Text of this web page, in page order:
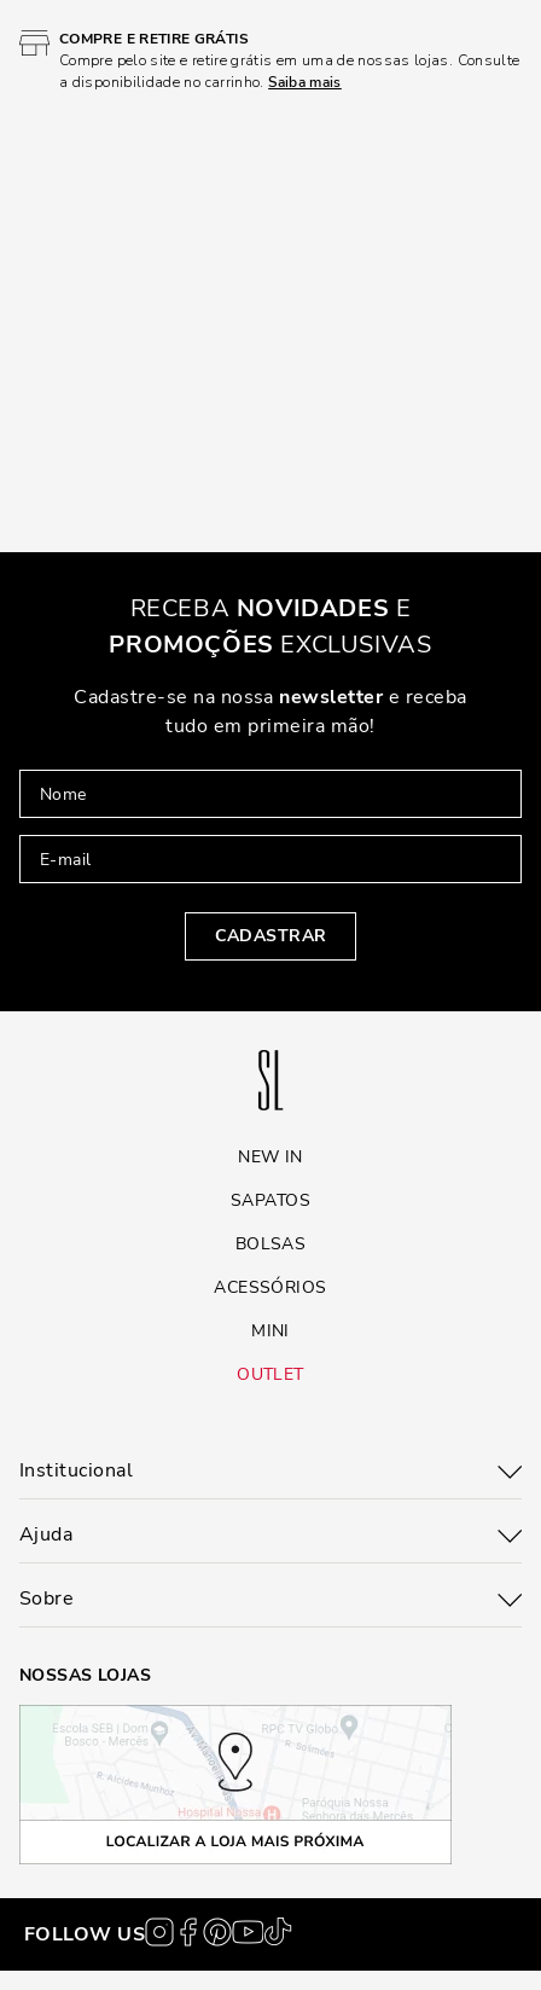
COMPRE E RETIRE GRÁTIS
Compre pelo site e retire grátis em uma de nossas lojas. Consulte
a disponibilidade no carrinho.Saiba mais
RECEBA NOVIDADES E
PROMOÇÕES EXCLUSIVAS
Cadastre-se na nossa newslettere receba
tudo em primeira mão!
CADASTRAR
NEW IN
SAPATOS
BOLSAS
ACESSÓRIOS
MINI
OUTLET
Institucional
Ajuda
Sobre
NOSSAS LOJAS
FOLLOW US